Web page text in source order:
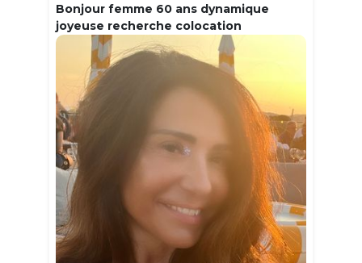
Bonjour femme 60 ans dynamique
joyeuse recherche colocation